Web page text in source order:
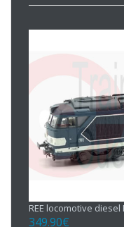
REE locomotive diesel
349.90€